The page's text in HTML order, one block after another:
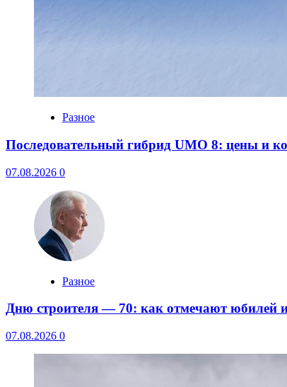
Разное
Последовательный гибрид UMO 8: цены и
07.08.2026 0
Разное
Дню строителя — 70: как отмечают юбилей
07.08.2026 0